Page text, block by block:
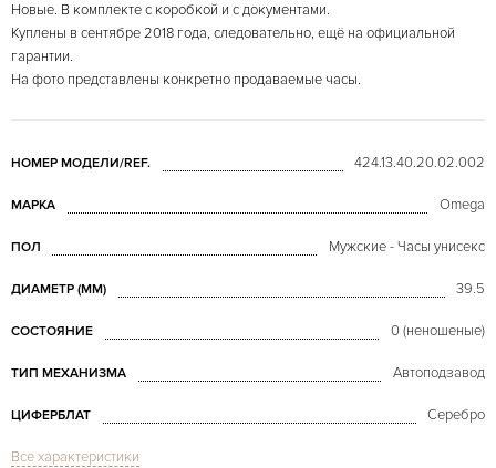
Новые. В комплекте с коробкой и с документами.
Куплены в сентябре 2018 года, следовательно, ещё на официальной
гарантии.
На фото представлены конкретно продаваемые часы.
НОМЕР МОДЕЛИ/REF. 424.13.40.20.02.002
МАРКА Omega
ПОЛ Мужские - Часы унисекс
ДИАМЕТР (MM) 39.5
СОСТОЯНИЕ 0 (неношеные)
ТИП МЕХАНИЗМА Автоподзавод
ЦИФЕРБЛАТ Серебро
СТЕКЛО
Все характеристики